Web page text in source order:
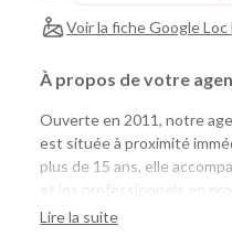
Voir la fiche Google
À propos de votre
Ouverte en 2011, notre
est située à proximité
plus de 15 ans, elle
et les professionnels en
de voitures et d'utilitaires
Lire la suite